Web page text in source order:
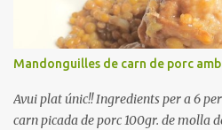
Amaniu amb sal i oli... bon profit!!
Mandonguilles de carn de porc
Avui plat únic!! Ingredients per a 6
carn picada de porc 100gr. de molla